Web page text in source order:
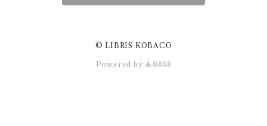
© LIBRIS KOBACO
Powered by